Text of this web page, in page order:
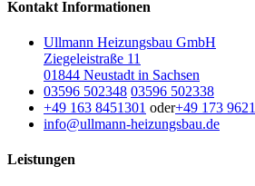
Kontakt Informationen
Ullmann Heizungsbau GmbH
Ziegeleistraße 11
01844 Neustadt in Sachsen
03596 502348 03596 502338
+49 163 8451301 oder+49 173
info@ullmann-heizungsbau.de
Leistungen